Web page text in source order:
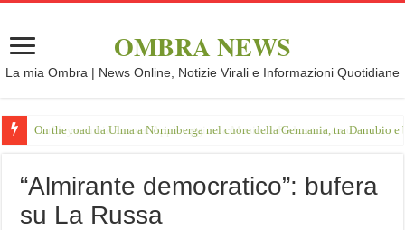
OMBRA NEWS
La mia Ombra | News Online, Notizie Virali e Informazioni Quotidiane
On the road da Ulma a Norimberga nel cuore della Germania, tra Danubio
“Almirante democratico”: bufera
su La Russa